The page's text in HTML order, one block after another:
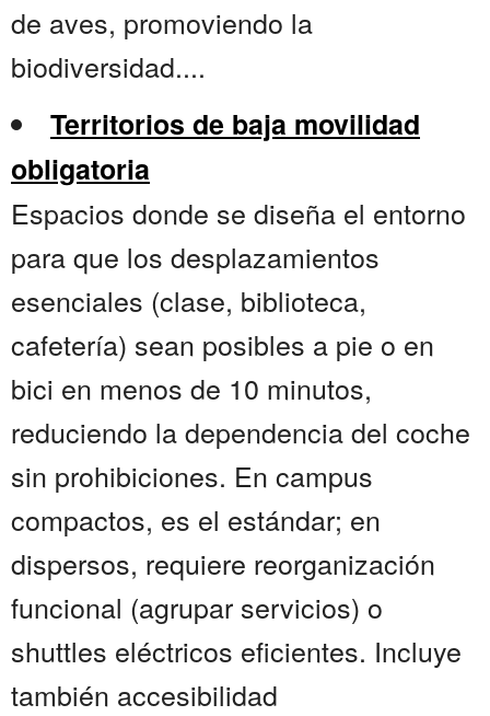
de aves, promoviendo la
biodiversidad....
Territorios de baja movilidad
obligatoria
Espacios donde se diseña el entorno
para que los desplazamientos
esenciales (clase, biblioteca,
cafetería) sean posibles a pie o en
bici en menos de 10 minutos,
reduciendo la dependencia del coche
sin prohibiciones. En campus
compactos, es el estándar; en
dispersos, requiere reorganización
funcional (agrupar servicios) o
shuttles eléctricos eficientes. Incluye
también accesibilidad